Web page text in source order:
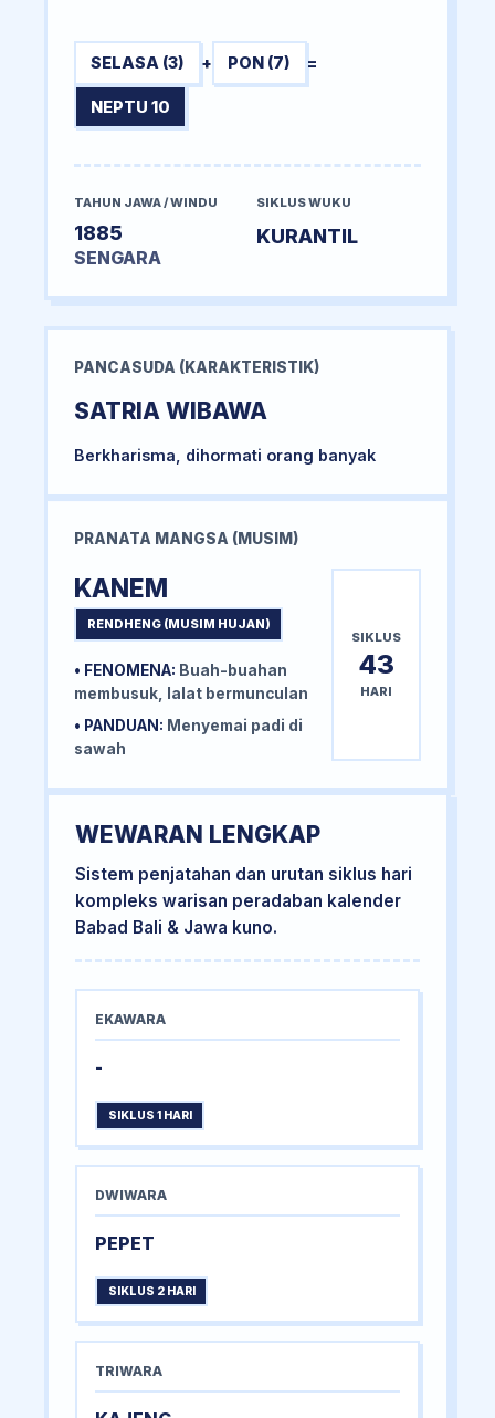
SELASA (3) + PON (7) =
NEPTU 10
TAHUN JAWA / WINDU
1885
SENGARA
SIKLUS WUKU
KURANTIL
PANCASUDA (KARAKTERISTIK)
SATRIA WIBAWA
Berkharisma, dihormati orang banyak
PRANATA MANGSA (MUSIM)
KANEM
RENDHENG (MUSIM HUJAN)
• FENOMENA: Buah-buahan
membusuk, lalat bermunculan
• PANDUAN: Menyemai padi di
sawah
SIKLUS
43
HARI
WEWARAN LENGKAP
Sistem penjatahan dan urutan siklus hari
kompleks warisan peradaban kalender
Babad Bali & Jawa kuno.
EKAWARA
-
SIKLUS 1 HARI
DWIWARA
PEPET
SIKLUS 2 HARI
TRIWARA